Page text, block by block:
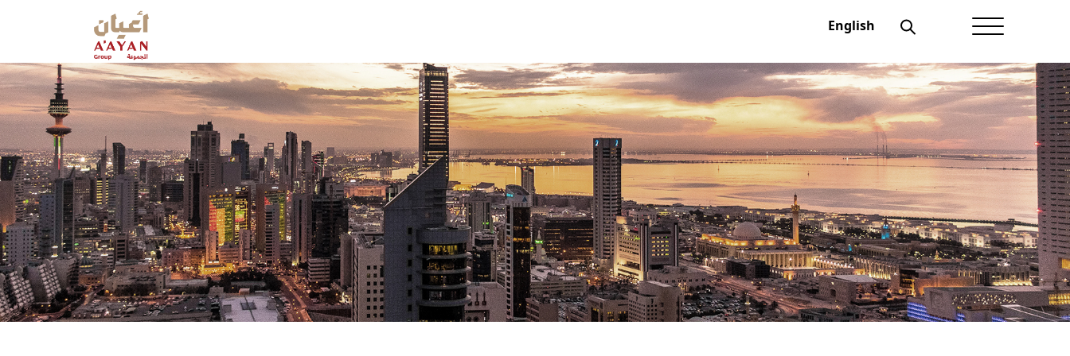
English
عن أعيان
شؤون المستثمرين
الحوكمة
منتجاتنــا
الإفصاحات
أخبار أعيان
نماذج تهمك